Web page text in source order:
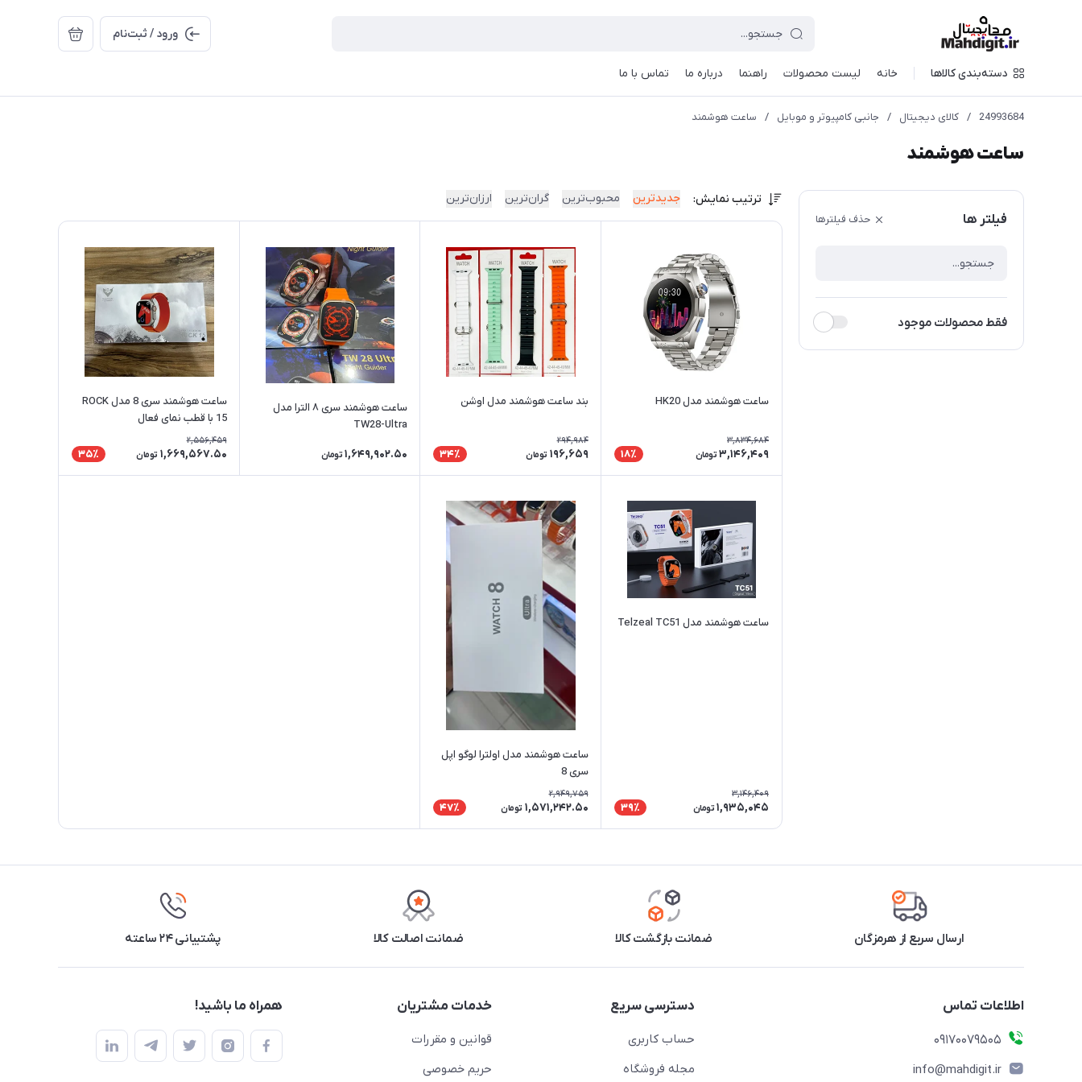
ورود / ثبت‌نام
دسته‌بندی کالاها خانه لیست محصولات راهنما درباره ما تماس با ما
24993684
/ کالای دیجیتال / جانبی کامپیوتر و موبایل / ساعت هوشمند
ساعت هوشمند
فیلتر ها حذف فیلترها
فقط محصولات موجود
ترتیب نمایش: جدیدترین محبوب‌ترین گران‌ترین ارزان‌ترین
ساعت هوشمند مدل HK20
3,834,684
3,146,409 تومان 18٪
بند ساعت هوشمند مدل اوشن
294,984
196,659 تومان 34٪
ساعت هوشمند سری ۸ الترا مدل
TW28-Ultra
1,649,902.50 تومان
ساعت هوشمند سری 8 مدل ROCK
15 با قطب نمای فعال
2,556,459
1,669,567.50 تومان 35٪
ساعت هوشمند مدل Telzeal TC51
3,146,409
1,935,045 تومان 39٪
ساعت هوشمند مدل اولترا لوگو اپل
سری 8
2,949,759
1,571,242.50 تومان 47٪
ارسال سریع از هرمزگان ضمانت بازگشت کالا ضمانت اصالت کالا پشتیبانی ۲۴ ساعته
اطلاعات تماس
09170079505
info@mahdigit.ir
دسترسی سریع
حساب کاربری
مجله فروشگاه
خدمات مشتریان
قوانین و مقررات
حریم خصوصی
همراه ما باشید!